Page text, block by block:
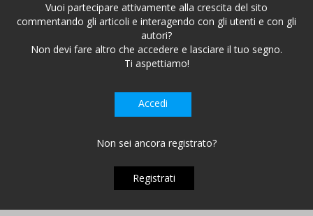
Vuoi partecipare attivamente alla crescita del sito
commentando gli articoli e interagendo con gli utenti e con gli
autori?
Non devi fare altro che accedere e lasciare il tuo segno.
Ti aspettiamo!
Accedi
Non sei ancora registrato?
Registrati